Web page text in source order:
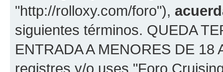
"http://rolloxy.com/foro"),
siguientes términos. QUEDA
ENTRADA A MENORES DE
registres y/o uses "Foro